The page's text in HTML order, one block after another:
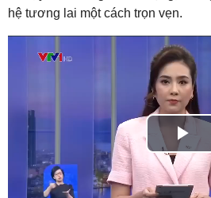
hệ tương lai một cách trọn vẹn.